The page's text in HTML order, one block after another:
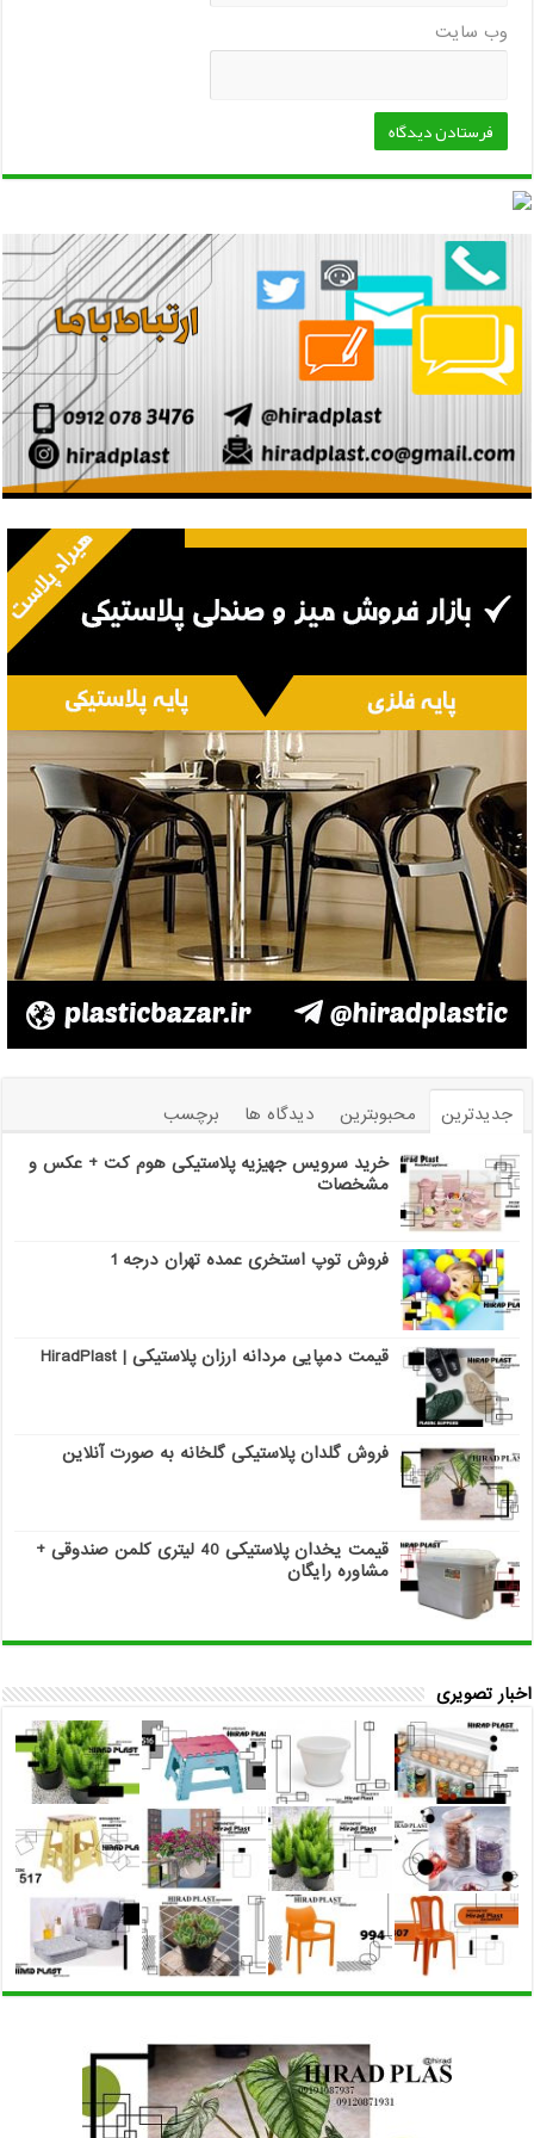
وب‌ سایت
جدیدترین محبوبترین دیدگاه ها
برچسب
خرید سرویس جهیزیه پلاستیکی هوم کت + عکس و
مشخصات
فروش توپ استخری عمده تهران درجه 1
قیمت دمپایی مردانه ارزان پلاستیکی | HiradPlast
فروش گلدان پلاستیکی گلخانه به صورت آنلاین
قیمت یخدان پلاستیکی 40 لیتری کلمن صندوقی +
مشاوره رایگان
اخبار تصویری